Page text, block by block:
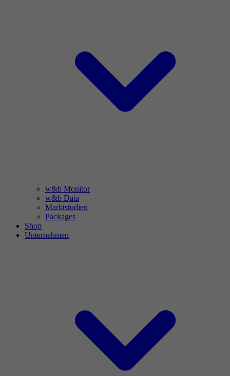
w&b Monitor
w&b Data
Marktstudien
Packages
Shop
Unternehmen